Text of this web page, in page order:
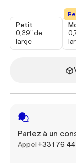
Petit
0,39" de
large
Parlez à un
Appel +33 1 76